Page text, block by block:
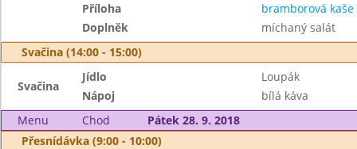
Příloha
bramborová kaše
Doplněk
míchaný salát
Svačina (14:00 - 15:00)
Svačina
Jídlo
Loupák
Nápoj
bílá káva
Menu
Chod
Pátek 28. 9. 2018
Přesnídávka (9:00 - 10:00)